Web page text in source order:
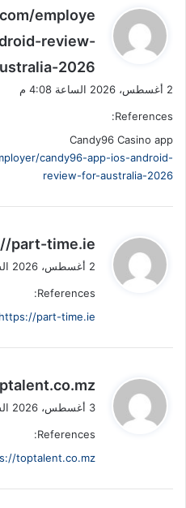
ي
ل
employe
review-
2026
2 أغسطس، 2026 الساعة 4:08 م
References:
Candy96 Casino app
candy96-app-ios-android-
review-for-australia-2026
ي
ق
ل
part-time.ie/
2 أغسطس، 2026 الساعة 9:58 م
References:
https://part-time.ie/
ي
ق
ل
3 أغسطس، 2026 الساعة 12:06 ص
References:
toptalent.co.mz/